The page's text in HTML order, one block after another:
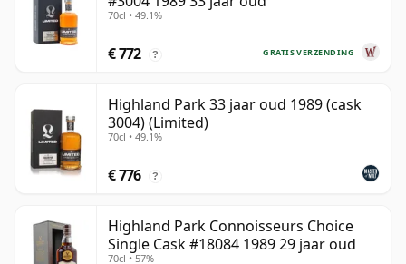
70cl • 49.1%
GRATIS VERZENDING
€ 772 ?
Highland Park 33 jaar oud 1989 (cask
3004) (Limited)
70cl • 49.1%
€ 776 ?
Highland Park Connoisseurs Choice
Single Cask #18084 1989 29 jaar oud
70cl • 57%